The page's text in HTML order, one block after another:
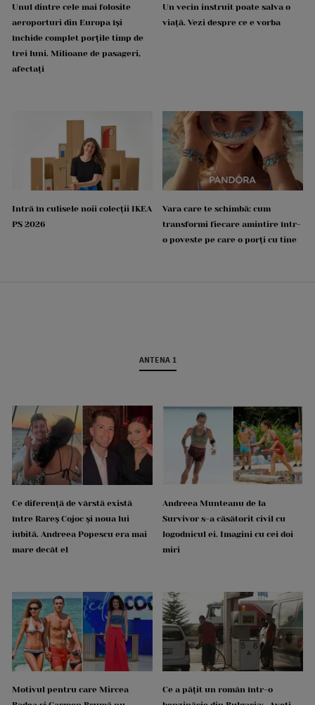
Unul dintre cele mai folosite
aeroporturi din Europa își
închide complet porțile timp de
trei luni. Milioane de pasageri,
afectați
Un vecin instruit poate salva o
viață. Vezi despre ce e vorba
Intră în culisele noii colecții IKEA
PS 2026
Vara care te schimbă: cum
transformi fiecare amintire într-
o poveste pe care o porți cu tine
ANTENA 1
Ce diferență de vârstă există
între Rareș Cojoc și noua lui
iubită. Andreea Popescu era mai
mare decât el
Andreea Munteanu de la
Survivor s-a căsătorit civil cu
logodnicul ei. Imagini cu cei doi
miri
Motivul pentru care Mircea
Ce a pățit un român într-o